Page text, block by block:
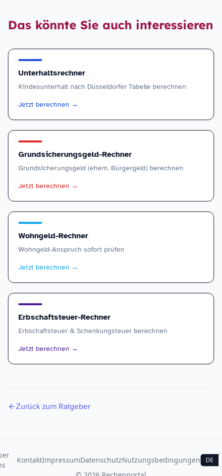
Das könnte Sie auch interessieren
Unterhaltsrechner
Kindesunterhalt nach Düsseldorfer Tabelle berechnen
Jetzt berechnen →
Grundsicherungsgeld-Rechner
Grundsicherungsgeld (ehem. Bürgergeld) berechnen
Jetzt berechnen →
Wohngeld-Rechner
Wohngeld-Anspruch sofort prüfen
Jetzt berechnen →
Erbschaftsteuer-Rechner
Erbschaftsteuer & Schenkungsteuer berechnen
Jetzt berechnen →
Zurück zum Ratgeber
KontaktImpressumDatenschutzNutzungsbedingungen DE